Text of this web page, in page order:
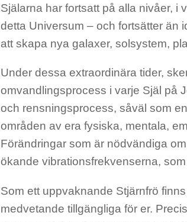
Själarna har fortsatt på alla nivåer, i
detta Universum – och fortsätter än
att skapa nya galaxer, solsystem,
Under dessa extraordinära tider,
omvandlingsprocess i varje Själ på
och rensningsprocess, såväl som
områden av era fysiska, mentala,
Förändringar som är nödvändiga
ökande vibrationsfrekvenserna,
Som ett uppvaknande Stjärnfrö
medvetande tillgängliga för er.